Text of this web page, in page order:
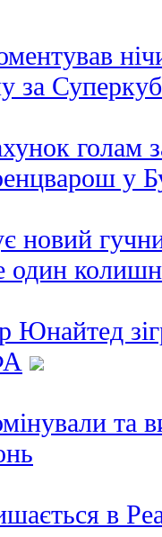
за
голам
у
новий
та
в